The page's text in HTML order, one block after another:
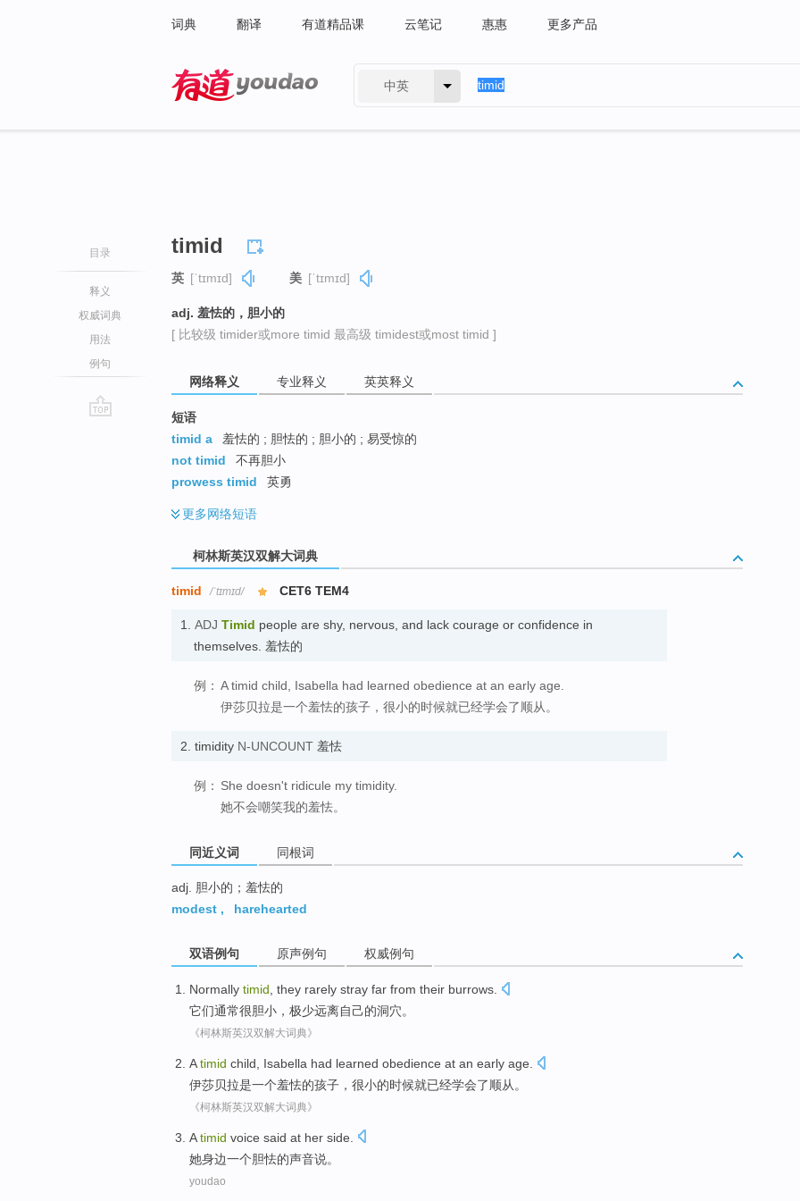
词典 翻译 有道精品课 云笔记 惠惠 更多产品
中英
目录
释义
权威词典
用法
例句
timid
英 [ˈtɪmɪd] 美 [ˈtɪmɪd]
adj. 羞怯的，胆小的
[ 比较级 timider或more timid 最高级 timidest或most timid ]
网络释义 专业释义 英英释义
短语
timid a
羞怯的 ; 胆怯的 ; 胆小的 ; 易受惊的
not timid
不再胆小
prowess timid
英勇
更多网络短语
柯林斯英汉双解大词典
timid /ˈtɪmɪd/ CET6 TEM4
1. ADJ Timid people are shy, nervous, and lack courage or confidence in
themselves. 羞怯的
例： A timid child, Isabella had learned obedience at an early age.
伊莎贝拉是一个羞怯的孩子，很小的时候就已经学会了顺从。
2. timidity N-UNCOUNT 羞怯
例： She doesn't ridicule my timidity.
她不会嘲笑我的羞怯。
同近义词 同根词
adj. 胆小的；羞怯的
modest , harehearted
双语例句 原声例句 权威例句
Normally timid they rarely stray far from their burrows
它们通常很胆小 ， 极少远离自己的洞穴。
《柯林斯英汉双解大词典》
A timid child Isabella had learned obedience at an early age
伊莎贝拉是一个羞怯的孩子 ， 很小的时候就已经学会了顺从 。
《柯林斯英汉双解大词典》
A timid voice said at her side
她身边一个胆怯的声音说。
youdao